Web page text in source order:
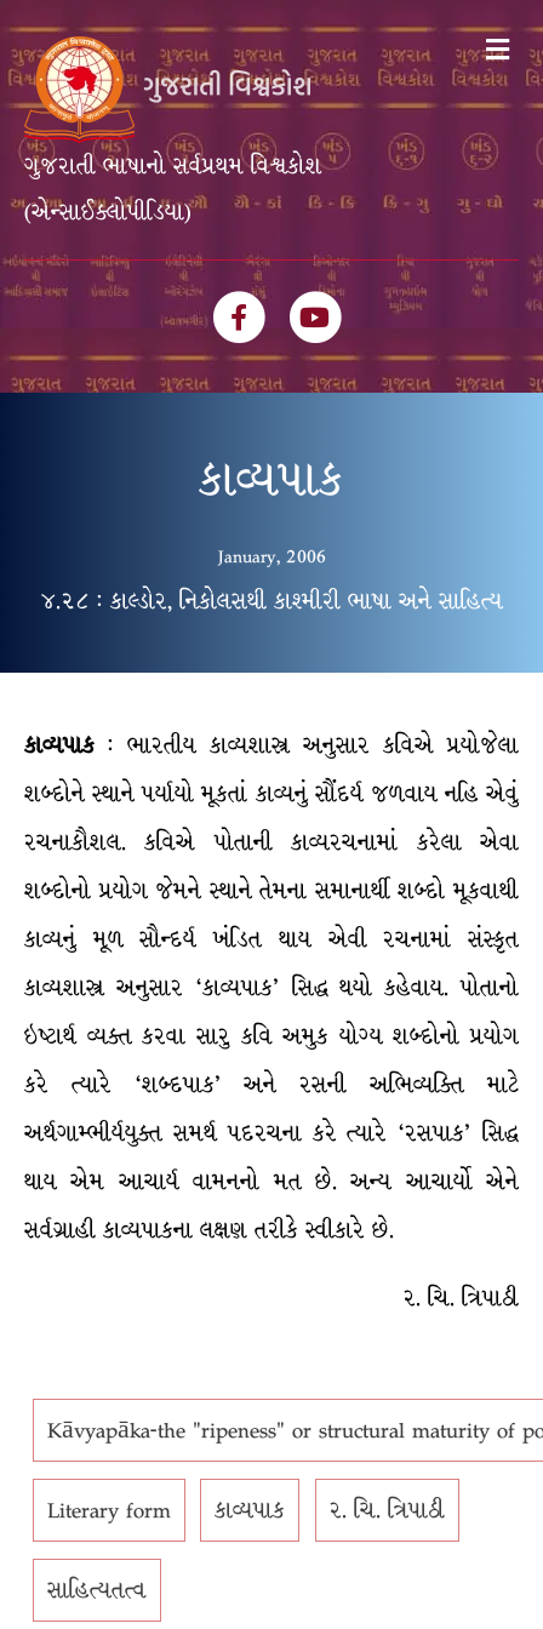
ગુજરાતી ભાષાનો સર્વપ્રથમ વિશ્વકોશ
(એન્સાઈક્લોપીડિયા)
FacebookYoutube
કાવ્યપાક
January, 2006
૪.૨૮ : કાલ્ડોર, નિકોલસથી કાશ્મીરી ભાષા અને સાહિત્ય
કાવ્યપાક : ભારતીય કાવ્યશાસ્ત્ર અનુસાર કવિએ પ્રયોજેલા
શબ્દોને સ્થાને પર્યાયો મૂકતાં કાવ્યનું સૌંદર્ય જળવાય નહિ એવું
રચનાકૌશલ. કવિએ પોતાની કાવ્યરચનામાં કરેલા એવા
શબ્દોનો પ્રયોગ જેમને સ્થાને તેમના સમાનાર્થી શબ્દો મૂકવાથી
કાવ્યનું મૂળ સૌન્દર્ય ખંડિત થાય એવી રચનામાં સંસ્કૃત
કાવ્યશાસ્ત્ર અનુસાર ‘કાવ્યપાક’ સિદ્ધ થયો કહેવાય. પોતાનો
ઇષ્ટાર્થ વ્યક્ત કરવા સારુ કવિ અમુક યોગ્ય શબ્દોનો પ્રયોગ
કરે ત્યારે ‘શબ્દપાક’ અને રસની અભિવ્યક્તિ માટે
અર્થગામ્ભીર્યયુક્ત સમર્થ પદરચના કરે ત્યારે ‘રસપાક’ સિદ્ધ
થાય એમ આચાર્ય વામનનો મત છે. અન્ય આચાર્યો એને
સર્વગ્રાહી કાવ્યપાકના લક્ષણ તરીકે સ્વીકારે છે.
ર. ચિ. ત્રિપાઠી
Kāvyapāka-the "ripeness" or structural maturity of
Literary form કાવ્યપાક ર. ચિ. ત્રિપાઠી
સાહિત્યતત્વ